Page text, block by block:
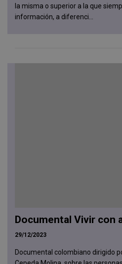
la misma o superior a la que
información, a diferenci...
Documental Vivir con
29/12/2023
Documental colombiano dirigido